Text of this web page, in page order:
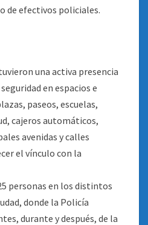
de efectivos policiales.
una activa presencia
en espacios e
paseos, escuelas,
cajeros automáticos,
avenidas y calles
el vínculo con la
personas en los distintos
donde la Policía
durante y después, de la